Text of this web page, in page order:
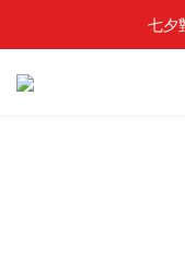
快加入
七夕
快加入